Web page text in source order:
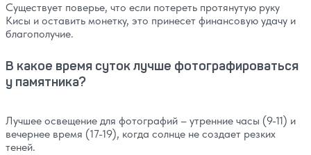
Существует поверье, что если потереть протянутую руку
Кисы и оставить монетку, это принесет финансовую удачу и
благополучие.
В какое время суток лучше фотографироваться
у памятника?
Лучшее освещение для фотографий – утренние часы (9-11) и
вечернее время (17-19), когда солнце не создает резких
теней.